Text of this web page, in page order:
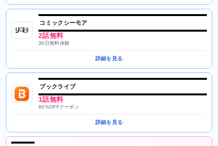
コミックシーモア
2話無料
30日無料体験
詳細を見る
ブックライブ
1話無料
60%OFFクーポン
詳細を見る